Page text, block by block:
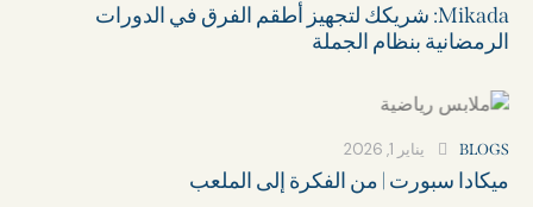
Mikada: شريكك لتجهيز أطقم الفرق في الدورات
الرمضانية بنظام الجملة
BLOGS يناير 1, 2026
ميكادا سبورت | من الفكرة إلى الملعب